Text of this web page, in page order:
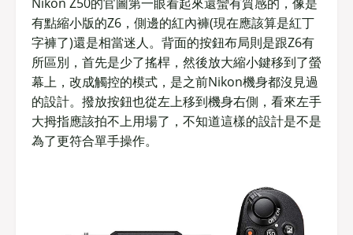
有點縮小版的Z6，側邊的紅內褲(現在應該算是紅丁
字褲了)還是相當迷人。背面的按鈕布局則是跟Z6有
所區別，首先是少了搖桿，然後放大縮小鍵移到了螢
幕上，改成觸控的模式，是之前Nikon機身都沒見過
的設計。撥放按鈕也從左上移到機身右側，看來左手
大拇指應該拍不上用場了，不知道這樣的設計是不是
為了更符合單手操作。